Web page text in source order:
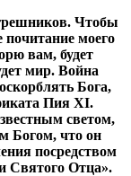
Чтобы
почитание моего
вам, будет
мир. Война
Бога,
Пия XI.
светом,
Богом, что он
посредством
Святого Отца».